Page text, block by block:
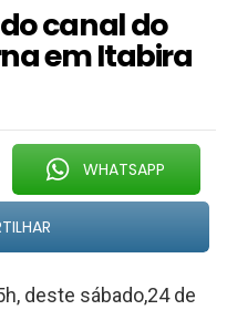
canal do
em Itabira
WHATSAPP
deste sábado,24 de